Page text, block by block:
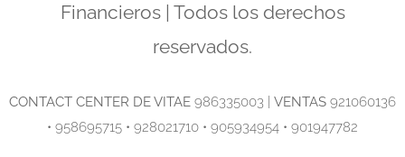
Financieros | Todos los derechos
reservados.
CONTACT CENTER DE VITAE 986335003 | VENTAS 921060136
• 958695715 • 928021710 • 905934954 • 901947782